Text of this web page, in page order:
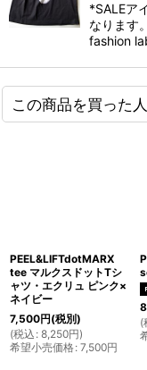
*SALEア
なります
fashion
この商品を買った
PEEL&LIFTdotMARX
tee マルクスドットTシ
ャツ・エクリュ ピンク×
ネイビー
7,500円(税別)
(税込 : 8,250円)
希望小売価格: 7,500円
(